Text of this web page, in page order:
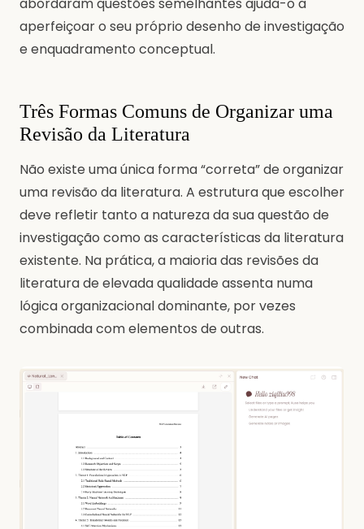
aperfeiçoar o seu próprio desenho de investigação
e enquadramento conceptual.
Três Formas Comuns de Organizar uma
Revisão da Literatura
Não existe uma única forma “correta” de organizar
uma revisão da literatura. A estrutura que escolher
deve refletir tanto a natureza da sua questão de
investigação como as características da literatura
existente. Na prática, a maioria das revisões da
literatura de elevada qualidade assenta numa
lógica organizacional dominante, por vezes
combinada com elementos de outras.